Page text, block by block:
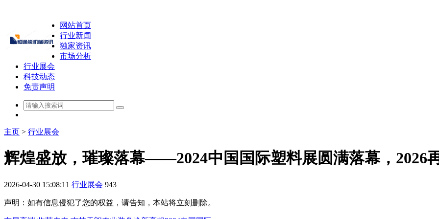
网站首页
行业新闻
独家资讯
市场分析
行业展会
科技动态
免责声明
主页 > 行业展会
辉煌盛放，璀璨落幕——2024中国国际塑料展圆满落幕，2026
2026-04-30 15:08:11 行业展会 943
声明：如有信息侵犯了您的权益，请告知，本站将立刻删除。